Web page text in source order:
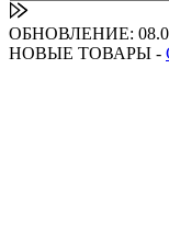
ОБНОВЛЕНИЕ:
НОВЫЕ ТОВАРЫ -